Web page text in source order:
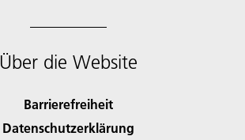
Über die Website
Barrierefreiheit
Datenschutzerklärung